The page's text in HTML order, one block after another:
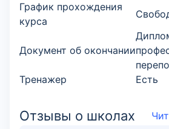
График прохождения
курса
Документ об окончании
Тренажер
Есть
Отзывы о школах